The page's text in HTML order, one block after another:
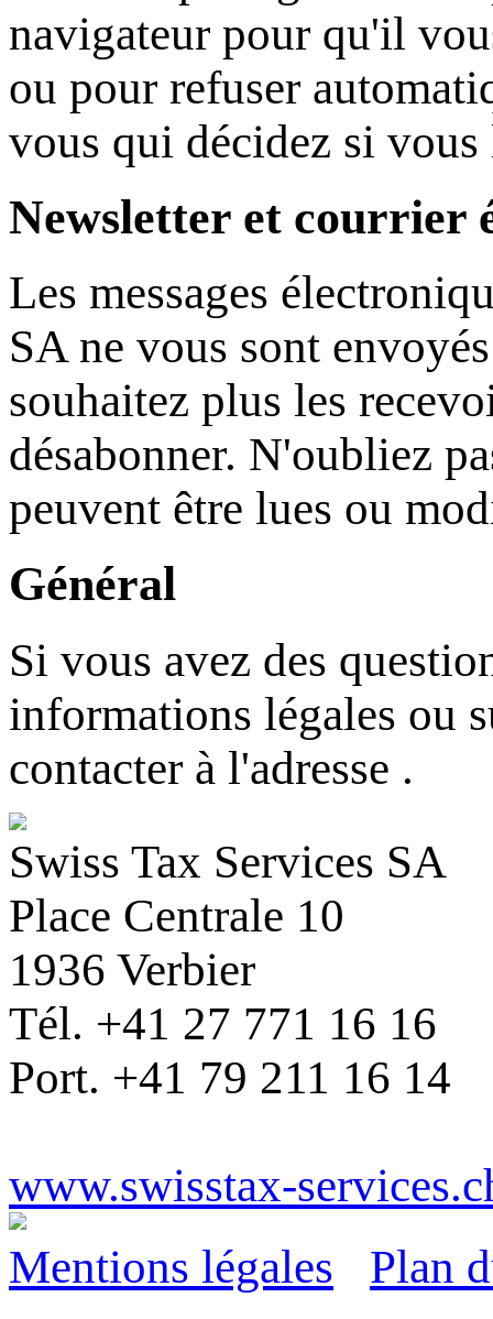
navigateur pour qu'il
ou pour refuser
vous qui décidez si
Newsletter et courrier
Les messages
SAne vous sont
souhaitez plus les
désabonner. N'oubliez
peuvent être lues ou
Général
Si vous avez des
informations légales ou
contacter à l'adresse .
Swiss Tax Services SA
Place Centrale 10
1936 Verbier
Tél. +41 27 771 16 16
Port. +41 79 211 16 14
www.swisstax-
Mentions légales
Plan